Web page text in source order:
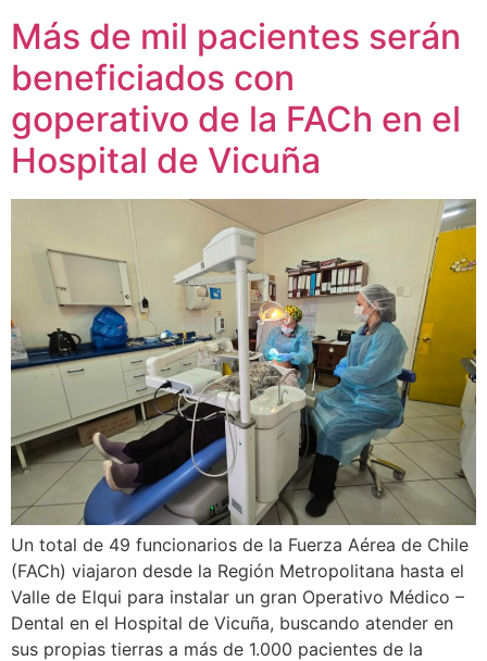
Más de mil pacientes serán
beneficiados con
goperativo de la FACh en el
Hospital de Vicuña
Un total de 49 funcionarios de la Fuerza Aérea de Chile
(FACh) viajaron desde la Región Metropolitana hasta el
Valle de Elqui para instalar un gran Operativo Médico –
Dental en el Hospital de Vicuña, buscando atender en
sus propias tierras a más de 1.000 pacientes de la